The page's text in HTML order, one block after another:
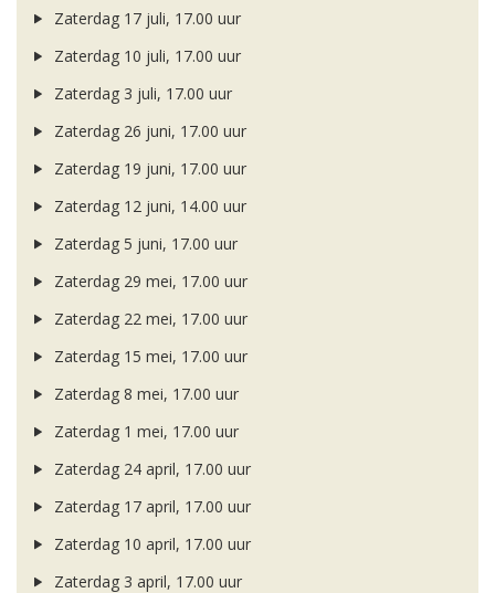
Zaterdag 17 juli, 17.00 uur
Zaterdag 10 juli, 17.00 uur
Zaterdag 3 juli, 17.00 uur
Zaterdag 26 juni, 17.00 uur
Zaterdag 19 juni, 17.00 uur
Zaterdag 12 juni, 14.00 uur
Zaterdag 5 juni, 17.00 uur
Zaterdag 29 mei, 17.00 uur
Zaterdag 22 mei, 17.00 uur
Zaterdag 15 mei, 17.00 uur
Zaterdag 8 mei, 17.00 uur
Zaterdag 1 mei, 17.00 uur
Zaterdag 24 april, 17.00 uur
Zaterdag 17 april, 17.00 uur
Zaterdag 10 april, 17.00 uur
Zaterdag 3 april, 17.00 uur